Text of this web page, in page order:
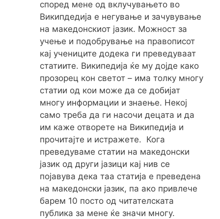
според мене од вклучувањето во
Википдедија е негување и зачувување
на македонскиот јазик. Можност за
учење и подобрување на правописот
кај учениците додека ги преведуваат
статиите. Википедија ќе му дојде како
прозорец кон светот – има толку многу
статии од кои може да се добијат
многу информации и знаење. Некој
само треба да ги насочи децата и да
им каже отворете на Википедија и
прочитајте и истражете. Кога
преведуваме статии на македонски
јазик од други јазици кај нив се
појавува дека таа статија е преведена
на македонски јазик, па ако привлече
барем 10 посто од читателската
публика за мене ќе значи многу.